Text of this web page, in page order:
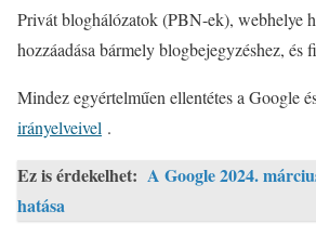
Privát bloghálózatok (PBN-ek), webhelye
hozzáadása bármely blogbejegyzéshez, és
Mindez egyértelműen ellentétes a Google
irányelveivel .
Ez is érdekelhet: A Google 2024.
hatása